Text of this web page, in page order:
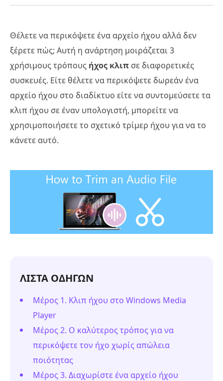
Θέλετε να περικόψετε ένα αρχείο ήχου αλλά δεν
ξέρετε πώς; Αυτή η ανάρτηση μοιράζεται 3
χρήσιμους τρόπους ήχος κλιπ σε διαφορετικές
συσκευές. Είτε θέλετε να περικόψετε δωρεάν ένα
αρχείο ήχου στο διαδίκτυο είτε να συντομεύσετε τα
κλιπ ήχου σε έναν υπολογιστή, μπορείτε να
χρησιμοποιήσετε το σχετικό τρίμερ ήχου για να το
κάνετε αυτό.
ΛΙΣΤΑ ΟΔΗΓΩΝ
Μέρος 1. Κλιπ ήχου στο Windows Media
Player
Μέρος 2. Ο καλύτερος τρόπος για να
περικόψετε τον ήχο χωρίς απώλεια
ποιότητας
Μέρος 3. Διαχωρίστε ένα αρχείο ήχου